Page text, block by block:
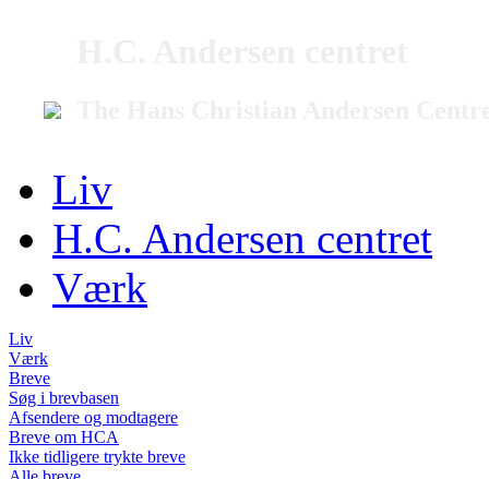
Liv
H.C. Andersen centret
Værk
Liv
Værk
Breve
Søg i brevbasen
Afsendere og modtagere
Breve om HCA
Ikke tidligere trykte breve